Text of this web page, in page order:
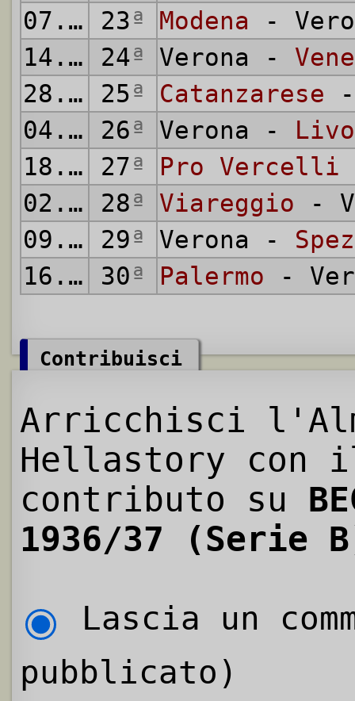
07.03.1937
23ª Modena -
14.03.1937
24ª Verona -
28.03.1937
25ª Catanzarese -
04.04.1937
26ª Verona -
18.04.1937
27ª Pro Vercelli
02.05.1937
28ª Viareggio -
09.05.1937
29ª Verona -
16.05.1937
30ª Palermo -
Contribuisci
Arricchisci
Hellastory con
contributo su
1936/37 (Serie
Lascia un
pubblicato)